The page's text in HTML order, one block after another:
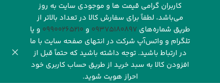
کاربران گرامی قیمت ها و موجودی سایت به روز
می‌باشد، لطفاً برای سفارش کالا در تعداد بالاتر از
طریق شماره‌های‌ 09375180897 و 09900265210 و یا
تلگرام و واتس‌آپ شرکت در انتهای صفحه سایت با ما
در ارتباط باشید. توجه داشته باشید که حتماً قبل از
افزودن کالا به سبد خرید از طریق حساب کاربری خود
احراز هویت شوید.